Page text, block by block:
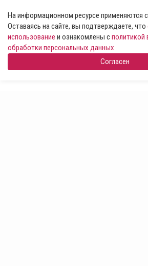
На информационном ресурсе применяются
Оставаясь на сайте, вы подтверждаете, что
использование и ознакомлены сполитикой
обработки персональных данных
Согласен